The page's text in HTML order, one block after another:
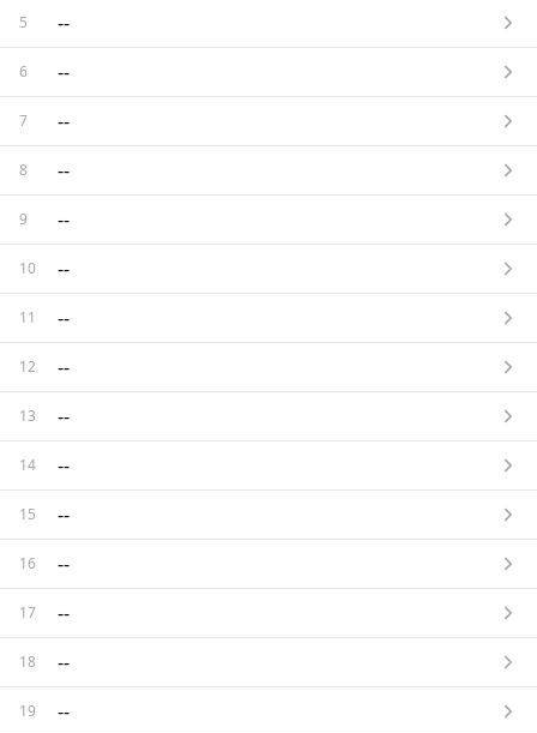
5 --
6 --
7 --
8 --
9 --
10 --
11 --
12 --
13 --
14 --
15 --
16 --
17 --
18 --
19 --